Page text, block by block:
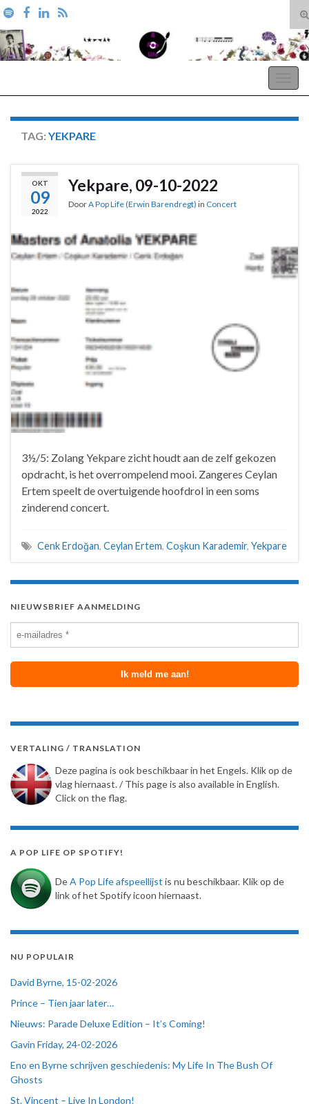
Search for:
TAG: YEKPARE
OKT
09
2022
Yekpare, 09-10-2022
DoorA Pop Life (Erwin Barendregt) in Concert
3½/5: Zolang Yekpare zicht houdt aan de zelf gekozen
opdracht, is het overrompelend mooi. Zangeres Ceylan
Ertem speelt de overtuigende hoofdrol in een soms
zinderend concert.
Cenk Erdoğan, Ceylan Ertem, Coşkun Karademir, Yekpare
NIEUWSBRIEF AANMELDING
VERTALING / TRANSLATION
Deze pagina is ook beschikbaar in het Engels. Klik op de
vlag hiernaast. / This page is also available in English.
Click on the flag.
A POP LIFE OP SPOTIFY!
DeA Pop Life afspeellijst is nu beschikbaar. Klik op de
link of het Spotify icoon hiernaast.
NU POPULAIR
David Byrne, 15-02-2026
Prince – Tien jaar later…
Nieuws: Parade Deluxe Edition – It’s Coming!
Gavin Friday, 24-02-2026
Eno en Byrne schrijven geschiedenis: My Life In The Bush Of
Ghosts
St. Vincent – Live In London!